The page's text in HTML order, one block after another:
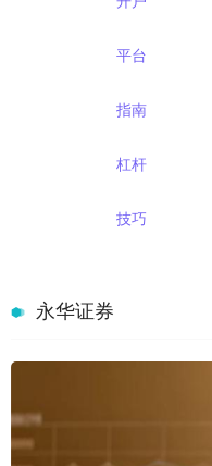
平台
指南
杠杆
技巧
永华证券